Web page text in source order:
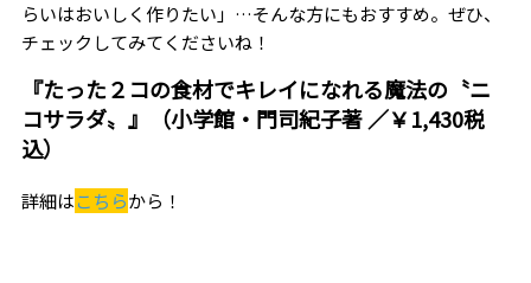
らいはおいしく作りたい」…そんな方にもおすすめ。ぜひ、
チェックしてみてくださいね！
『たった２コの食材でキレイになれる魔法の〝ニ
コサラダ〟』（小学館・門司紀子著 ／￥1,430税
込）
詳細はこちらから！